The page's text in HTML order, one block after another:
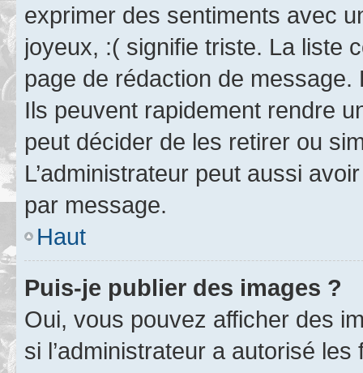
exprimer des sentiments avec
joyeux, :( signifie triste. La liste
page de rédaction de
Ils peuvent rapidement rendre
peut décider de les retirer ou
L’administrateur peut aussi
par message.
Haut
Puis-je publier des images ?
Oui, vous pouvez afficher des
si l’administrateur a autorisé